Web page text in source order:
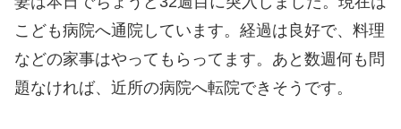
こども病院へ通院しています。経過は良好で、料理
などの家事はやってもらってます。あと数週何も問
題なければ、近所の病院へ転院できそうです。